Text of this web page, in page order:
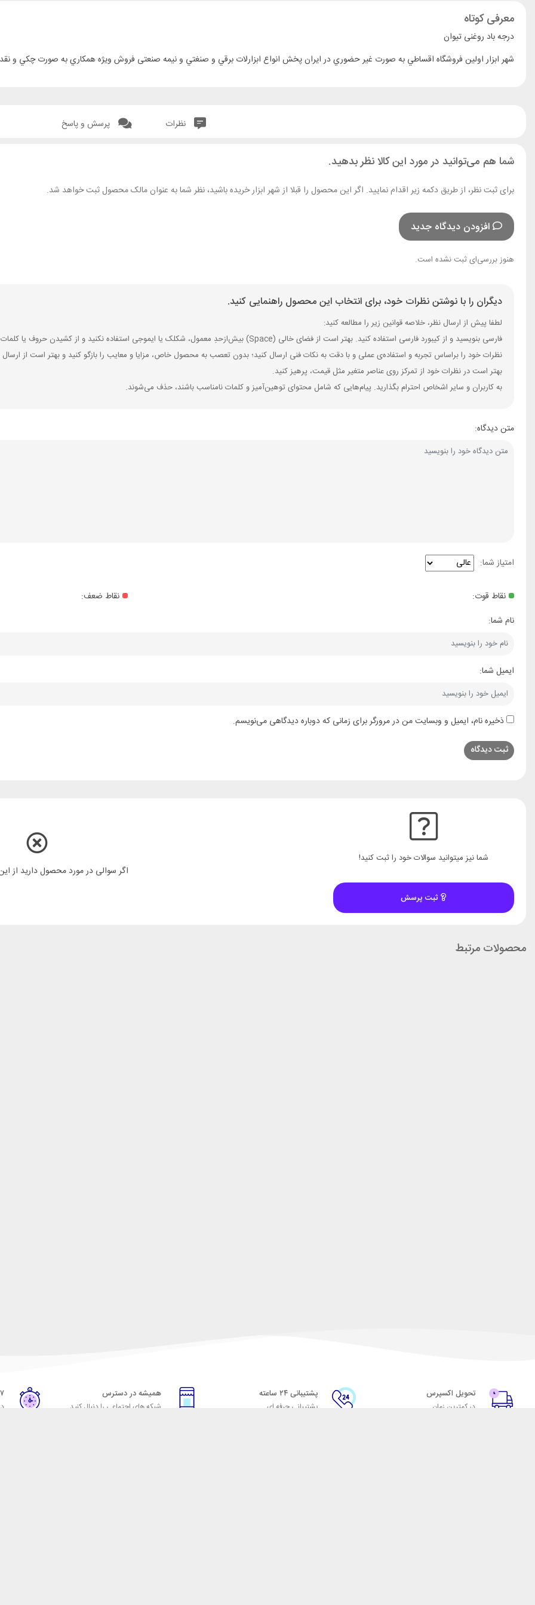
معرفی کوتاه
درجه باد روغنی تیوان
نظرات پرسش و پاسخ
شما هم می‌توانید در مورد این کالا نظر بدهید.
برای ثبت نظر، از طریق دکمه زیر اقدام نمایید. اگر این محصول را قبلا از شهر ابزار خریده باشید، نظر شما به عنوان مالک محصول ثبت خواهد شد.
افزودن دیدگاه جدید
هنوز بررسی‌ای ثبت نشده است.
دیگران را با نوشتن نظرات خود، برای انتخاب این محصول راهنمایی کنید.
لطفا پیش از ارسال نظر، خلاصه قوانین زیر را مطالعه کنید:
فارسی بنویسید و از کیبورد فارسی استفاده کنید. بهتر است از فضای خالی (Space) بیش‌از‌حدِ معمول، شکلک یا ایموجی استفاده نکنید و از کشیدن حروف یا کلمات با صفحه‌کلید بپرهیزید.
نظرات خود را براساس تجربه و استفاده‌ی عملی و با دقت به نکات فنی ارسال کنید؛ بدون تعصب به محصول خاص، مزایا و معایب را بازگو کنید و بهتر است از
بهتر است در نظرات خود از تمرکز روی عناصر متغیر مثل قیمت، پرهیز کنید.
به کاربران و سایر اشخاص احترام بگذارید. پیام‌هایی که شامل محتوای توهین‌آمیز و کلمات نامناسب باشند، حذف می‌شوند.
متن دیدگاه:
امتیاز شما:
نقاط قوت:
نقاط ضعف:
نام شما:
ایمیل شما:
ذخیره نام، ایمیل و وبسایت من در مرورگر برای زمانی که دوباره دیدگاهی می‌نویسم.
شما نیز میتوانید سوالات خود را ثبت کنید!
ثبت پرسش
اگر سوالی در مورد محصول دارید از
محصولات مرتبط
تحویل اکسپرس
در کمترین زمان
پشتیبانی ۲۴ ساعته
پشتیبانی حرفه ای
همیشه در دسترس
شبکه های اجتماعی را دنبال کنید
۷ روز ضمانت بازگشت